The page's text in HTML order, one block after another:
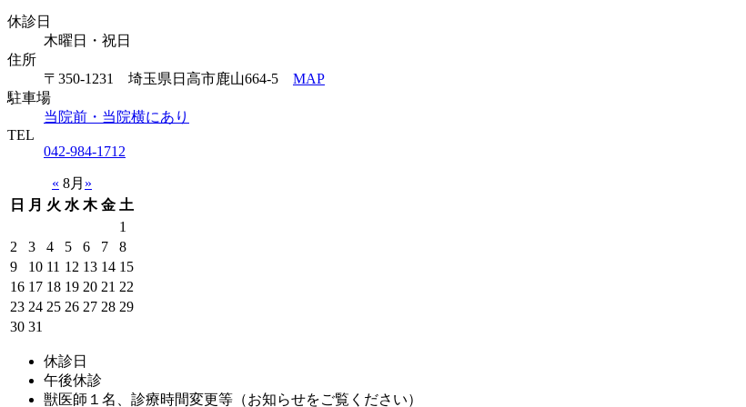
休診日
木曜日・祝日
住所
〒350-1231 埼玉県日高市鹿山664-5 MAP
駐車場
当院前・当院横にあり
TEL
042-984-1712
« 8月 »
日
月 火 水 木 金 土
1
2
3 4 5 6 7
8
9
10 11 12 13 14 15
16 17 18 19 20 21 22
23 24 25 26 27 28 29
30 31
休診日
午後休診
獣医師１名、診療時間変更等（お知らせをご覧ください）